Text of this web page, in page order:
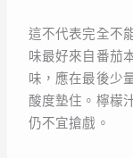
這不代表完全不
味最好來自番茄
味，應在最後少
酸度墊住。檸檬
仍不宜搶戲。